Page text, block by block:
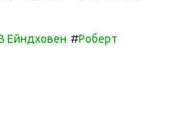
Ейндховен #Роберт